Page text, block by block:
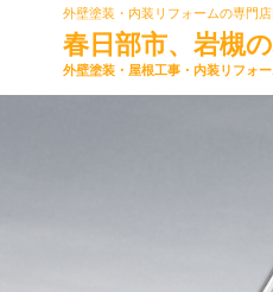
外壁塗装・内装リフォームの専門
春日部市、岩槻
外壁塗装・屋根工事・内装リフォ